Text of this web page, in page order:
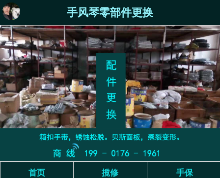
手风琴零部件更换
首页 揽修 手保